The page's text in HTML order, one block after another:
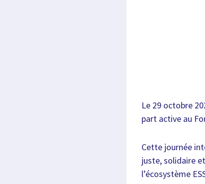
Le 29 octobre
part active au
Cette journée
juste, solidaire
l’écosystème